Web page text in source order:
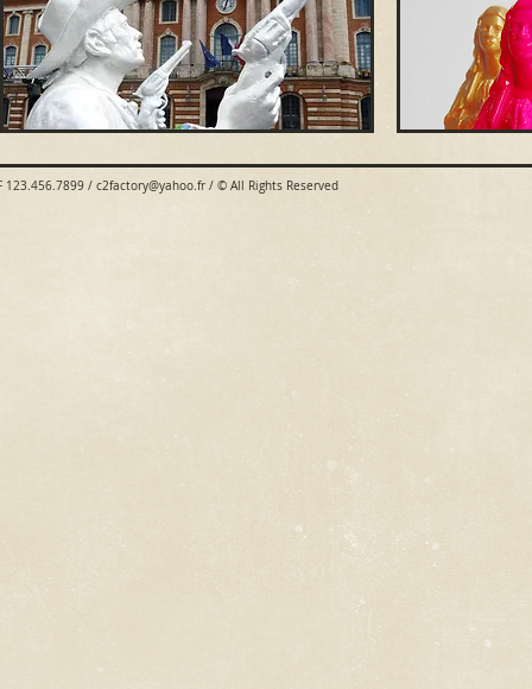
123.456.7899 / c2factory@yahoo.fr / © All Rights Reserved